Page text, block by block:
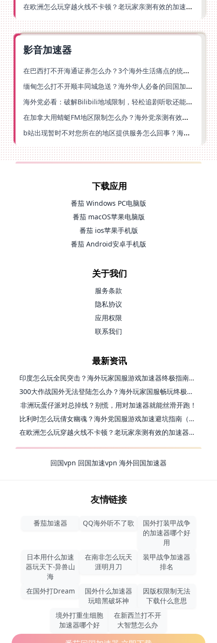
在欧洲怎么玩穿越火线不卡顿？老玩家亲测有效的加速器选择指南
影音加速器
在巴西打不开海通证券怎么办？3个海外生活痛点的统一解决方案
缅甸怎么打不开顺丰同城急送？海外华人必备的回国加速指南（附B站会员游戏解决方案）
海外党必看：破解Bilibili地域限制，轻松追剧听歌还能流畅理财的实用指南
在加拿大用蜻蜓FM地区限制怎么办？海外党亲测有效的回国加速方案
b站出现暂时不对您所在的地区提供服务怎么回事？海外党亲测有效的回国加速方案
下载应用
番茄 Windows PC电脑版
番茄 macOS苹果电脑版
番茄 ios苹果手机版
番茄 Android安卓手机版
关于我们
服务条款
隐私协议
应用权限
联系我们
最新资讯
印度怎么玩全民突击？海外玩家国服游戏加速器终极指南（附原神延迟优化+精灵之境加速器选择）
300大作战国外无法登陆怎么办？海外玩家国服畅玩终极指南（附实测推荐）
非洲玩蛋仔派对总掉线？别慌，用对加速器就能丝滑开跑！
比利时怎么玩倩女幽魂？海外党国服游戏加速避坑指南（附实测推荐）
在欧洲怎么玩穿越火线不卡顿？老玩家亲测有效的加速器选择指南
回国vpn 回国加速vpn 海外回国加速器
友情链接
番茄加速器 QQ海外听不了歌
国外打装甲战争
的加速器哪个好
用
日本用什么加速
器玩天下-异兽山
海
在南非怎么玩天
涯明月刀
装甲战争加速器
排名
在国外打Dream
国外什么加速器
玩暗黑破坏神
因版权限制无法
下载什么意思
境外打重生细胞
加速器哪个好
在新西兰打不开
大智慧怎么办